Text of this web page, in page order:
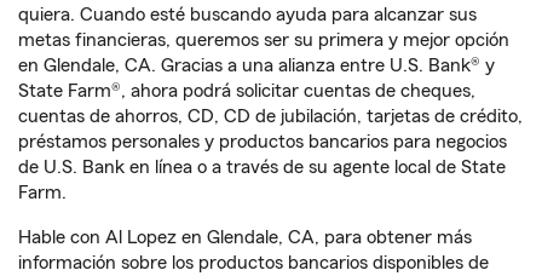
quiera. Cuando esté buscando ayuda para alcanzar sus
metas financieras, queremos ser su primera y mejor opción
en Glendale, CA. Gracias a una alianza entre U.S. Bank® y
State Farm®, ahora podrá solicitar cuentas de cheques,
cuentas de ahorros, CD, CD de jubilación, tarjetas de crédito,
préstamos personales y productos bancarios para negocios
de U.S. Bank en línea o a través de su agente local de State
Farm.
Hable con Al Lopez en Glendale, CA, para obtener más
información sobre los productos bancarios disponibles de